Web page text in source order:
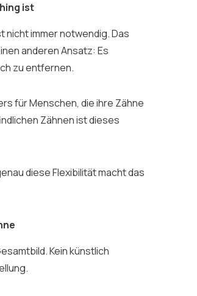
ist
nicht immer notwendig. Das
anderen Ansatz: Es
zu entfernen.
für Menschen, die ihre Zähne
Zähnen ist dieses
diese Flexibilität macht das
Kein künstlich